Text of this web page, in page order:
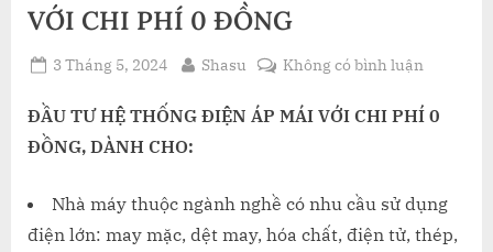
VỚI CHI PHÍ 0 ĐỒNG
Posted
3 Tháng 5, 2024 By
Shasu Không có bình luậnở
TƯ
ÁP
MÁI
ĐẦU TƯ HỆ THỐNG ĐIỆN ÁP MÁI VỚI CHI PHÍ 0
ĐỒNG, DÀNH CHO:
Nhà máy thuộc ngành nghề có nhu cầu sử dụng
điện lớn: may mặc, dệt may, hóa chất, điện tử, thép,